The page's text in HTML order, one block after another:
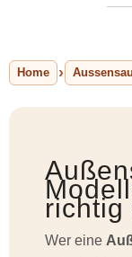
Home
richtig
Wer eine